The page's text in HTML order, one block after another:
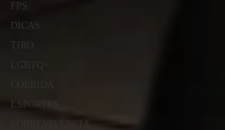
FPS
DICAS
TIRO
LGBTQ+
CORRIDA
ESPORTES
SOBREVIVÊNCIA